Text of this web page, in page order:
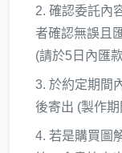
2. 確認委託內
者確認無誤且
(請於5日內匯
3. 於約定期間
後寄出 (製作
4. 若是購買圖